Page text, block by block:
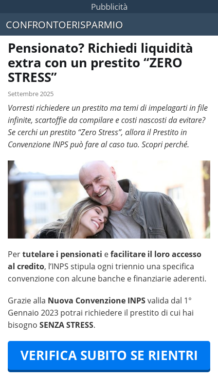
Pubblicità
CONFRONTOERISPARMIO
Pensionato? Richiedi liquidità
extra con un prestito “ZERO
STRESS”
Settembre 2025
Vorresti richiedere un prestito ma temi di impelagarti in file
infinite, scartoffie da compilare e costi nascosti da evitare?
Se cerchi un prestito “Zero Stress”, allora il Prestito in
Convenzione INPS può fare al caso tuo. Scopri perché.
Pertutelare i pensionati efacilitare il loro accesso
al credito, l’INPS stipula ogni triennio una specifica
convenzione con alcune banche e finanziarie aderenti.
Grazie alla Nuova Convenzione INPSvalida dal 1°
Gennaio 2023 potrai richiedere il prestito di cui hai
bisogno SENZA STRESS.
VERIFICA SUBITO SE RIENTRI